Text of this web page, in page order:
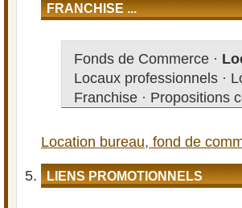
FRANCHISE ...
Fonds de Commerce ·
Locaux professionnels ·
Franchise · Propositions
Location bureau, fond de
LIENS PROMOTIONNELS